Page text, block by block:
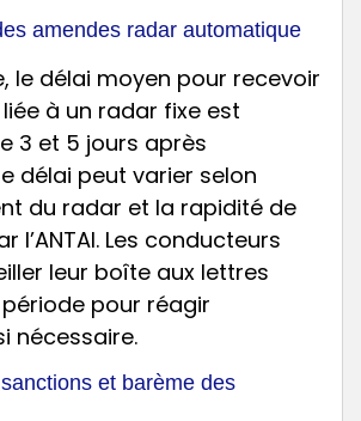
amendes radar automatique
le délai moyen pour recevoir
à un radar fixe est
3 et 5 jours après
délai peut varier selon
du radar et la rapidité de
l’ANTAI. Les conducteurs
leur boîte aux lettres
pour réagir
nécessaire.
et barème des